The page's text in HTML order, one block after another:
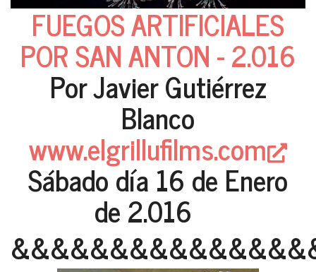
FUEGOS ARTIFICIALES
POR SAN ANTON - 2.016
Por Javier Gutiérrez
Blanco
www.elgrillufilms.com
Sábado día 16 de Enero
de 2.016